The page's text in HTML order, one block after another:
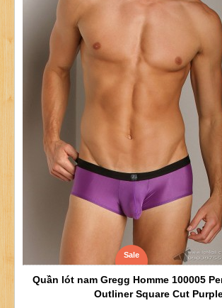
Sale
Quần lót nam Gregg Homme 100005
Outliner Square Cut